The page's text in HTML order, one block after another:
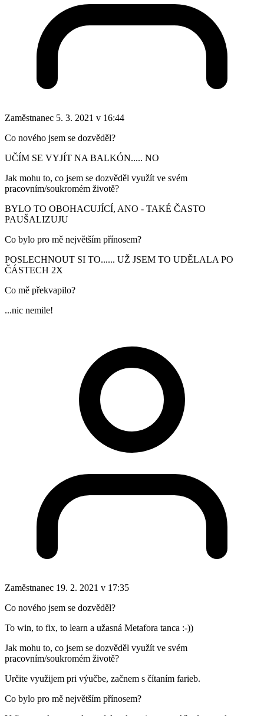
Zaměstnanec 5. 3. 2021 v 16:44
Co nového jsem se dozvěděl?
UČÍM SE VYJÍT NA BALKÓN..... NO
Jak mohu to, co jsem se dozvěděl využít ve svém
pracovním/soukromém životě?
BYLO TO OBOHACUJÍCÍ, ANO - TAKÉ ČASTO
PAUŠALIZUJU
Co bylo pro mě největším přínosem?
POSLECHNOUT SI TO...... UŽ JSEM TO UDĚLALA PO
ČÁSTECH 2X
Co mě překvapilo?
...nic nemile!
Zaměstnanec 19. 2. 2021 v 17:35
Co nového jsem se dozvěděl?
To win, to fix, to learn a užasná Metafora tanca :-))
Jak mohu to, co jsem se dozvěděl využít ve svém
pracovním/soukromém životě?
Určite využijem pri výučbe, začnem s čítaním farieb.
Co bylo pro mě největším přínosem?